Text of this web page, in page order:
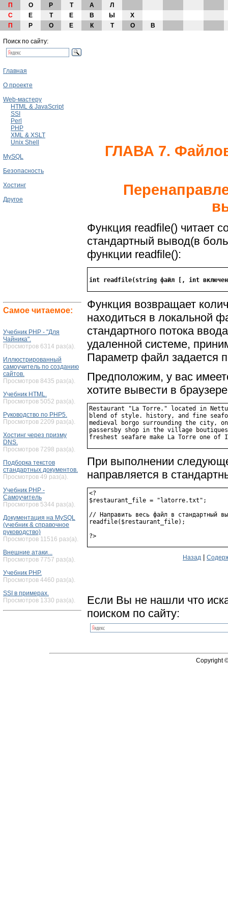
П О Р Т А
Л
С
Е Т Е В Ы
Х
П
Р О Е К Т О В
Поиск по сайту:
Главная
О проекте
Web-мастеру
HTML & JavaScript
SSI
Perl
PHP
XML & XSLT
Unix Shell
MySQL
Безопасность
Хостинг
Другое
Самое читаемое:
Учебник PHP - "Для
Чайника".
Просмотров 6314 раз(а).
Иллюстрированный
самоучитель по созданию
сайтов.
Просмотров 8435 раз(а).
Учебник HTML.
Просмотров 5052 раз(а).
Руководство по PHP5.
Просмотров 2209 раз(а).
Хостинг через призму
DNS.
Просмотров 7298 раз(а).
Подборка текстов
стандартных документов.
Просмотров 49 раз(а).
Учебник PHP -
Самоучитель
Просмотров 5344 раз(а).
Документация на MySQL
(учебник & справочное
руководство)
Просмотров 11516 раз(а).
Внешние атаки...
Просмотров 7757 раз(а).
Учебник PHP.
Просмотров 4460 раз(а).
SSI в примерах.
Просмотров 1330 раз(а).
ГЛАВА 7.
Функция readfile() читает
стандартный вывод(в
функции readfile():
Функция возвращает
находиться в локальной
стандартного потока
удаленной системе,
Параметр файл задается
Предположим, у вас
хотите вывести в
Restaurant "La Тоrrе." located in
blend of style. history, and fine
medieval borgo surrounding the city,
passersby shop in the village
При выполнении
направляется в
<?
$restaurant_file = "latorre.txt";
// Направить весь файл в стандартный
readfile($restaurant_filе);
Назад
Если Вы не нашли что
поиском по сайту:
Copyright